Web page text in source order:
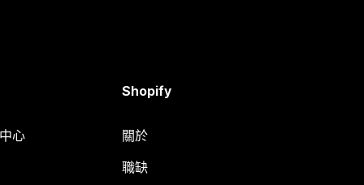
心
Shopify
關於
職缺